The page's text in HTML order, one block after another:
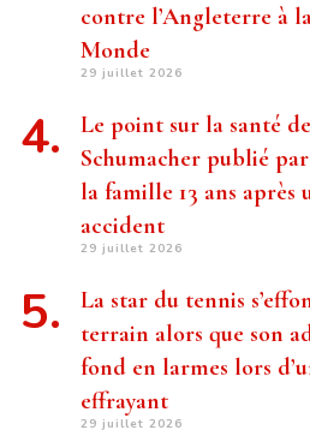
contre l’Angleterre à
Monde
29 juillet 2026
Le point sur la santé
Schumacher publié
la famille 13 ans après
accident
29 juillet 2026
La star du tennis
terrain alors que son
fond en larmes lors
effrayant
29 juillet 2026